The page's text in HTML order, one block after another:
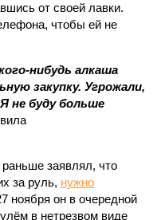
от своей лавки.
чтобы ей не
нибудь алкаша
закупку. Угрожали,
не буду больше
заявлял, что
за руль, нужно
ноября он в очередной
в нетрезвом виде